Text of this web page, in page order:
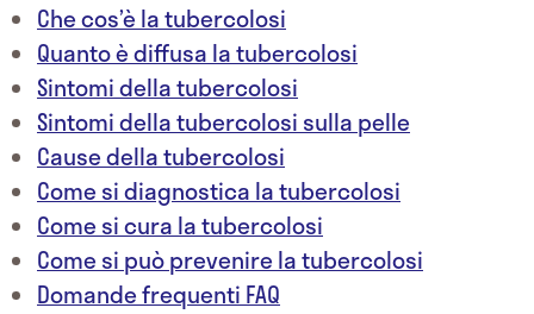
Che cos’è la tubercolosi
Quanto è diffusa la tubercolosi
Sintomi della tubercolosi
Sintomi della tubercolosi sulla pelle
Cause della tubercolosi
Come si diagnostica la tubercolosi
Come si cura la tubercolosi
Come si può prevenire la tubercolosi
Domande frequenti FAQ